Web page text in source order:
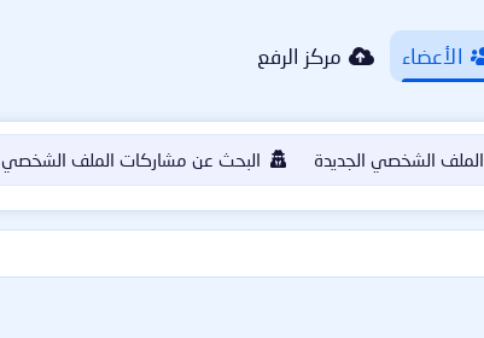
الأعضاء مركز الرفع
الشخصي الجديدة البحث عن مشاركات الملف الشخصي